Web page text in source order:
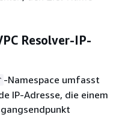
Resolver-IP-
-Namespace umfasst
IP-Adresse, die einem